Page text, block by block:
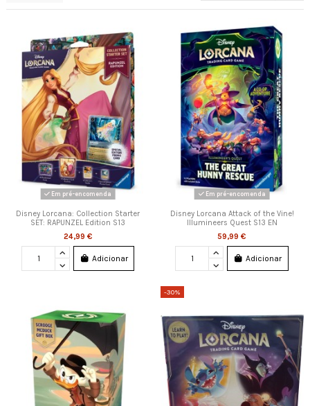
Em pré-encomenda
Disney Lorcana: Collection Starter
SET: RAPUNZEL Edition S13
24,99 €
Adicionar
Em pré-encomenda
Disney Lorcana Attack of the Vine!
Illumineers Quest S13 EN
59,99 €
Adicionar
-30%